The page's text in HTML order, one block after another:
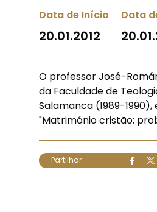
Data de Início
20.01.2012
Data
O professor José-
da Faculdade de
Salamanca (1989-
"Matrimónio cristão:
Partilhar